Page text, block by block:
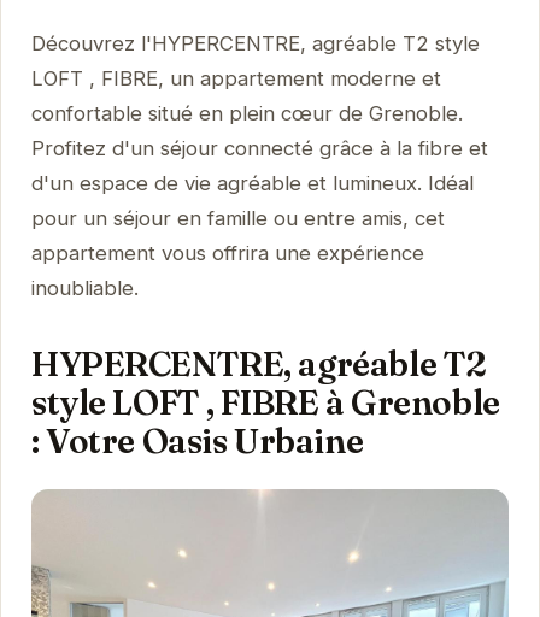
Découvrez l'HYPERCENTRE, agréable T2 style
LOFT , FIBRE, un appartement moderne et
confortable situé en plein cœur de Grenoble.
Profitez d'un séjour connecté grâce à la fibre et
d'un espace de vie agréable et lumineux. Idéal
pour un séjour en famille ou entre amis, cet
appartement vous offrira une expérience
inoubliable.
HYPERCENTRE, agréable T2
style LOFT , FIBRE à Grenoble
: Votre Oasis Urbaine